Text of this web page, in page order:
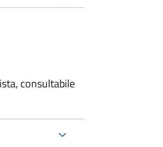
consultabile